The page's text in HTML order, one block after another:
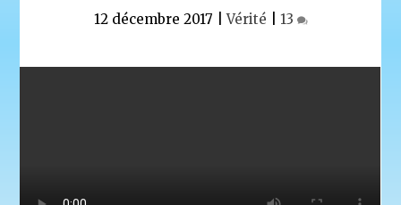
12 décembre 2017 |Vérité 13